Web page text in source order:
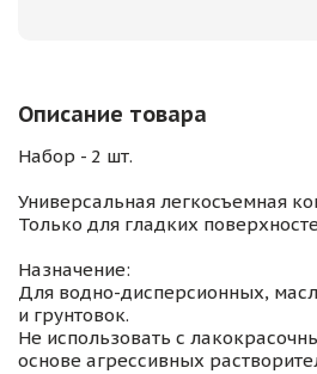
Описание товара
Набор - 2 шт.
Универсальная легкосъемная
Только для гладких
Назначение:
Для водно-дисперсионных,
и грунтовок.
Не использовать с
основе агрессивных